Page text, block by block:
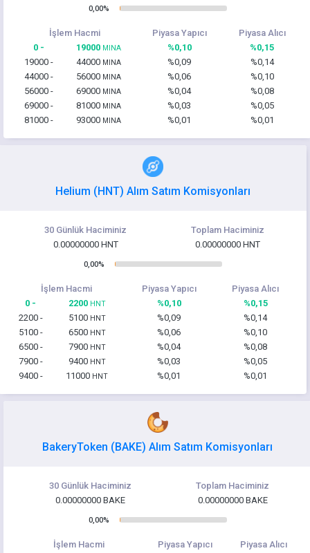
0,00%
İşlem Hacmi Piyasa Yapıcı
Piyasa Alıcı
0 -
19000 MINA %0,10
%0,15
19000 -
44000 MINA %0,09
%0,14
44000 -
56000 MINA %0,06
%0,10
56000 -
69000 MINA %0,04
%0,08
69000 -
81000 MINA %0,03
%0,05
81000 -
93000 MINA %0,01 %0,01
Helium (HNT) Alım Satım Komisyonları
30 Günlük Haciminiz
Toplam Haciminiz
0.00000000 HNT
0.00000000 HNT
0,00%
İşlem Hacmi Piyasa Yapıcı
Piyasa Alıcı
0 -
2200 HNT %0,10
%0,15
2200 -
5100 HNT %0,09
%0,14
5100 -
6500 HNT %0,06
%0,10
6500 -
7900 HNT %0,04
%0,08
7900 -
9400 HNT %0,03
%0,05
9400 -
11000 HNT %0,01 %0,01
BakeryToken (BAKE) Alım Satım Komisyonları
30 Günlük Haciminiz
Toplam Haciminiz
0.00000000 BAKE
0.00000000 BAKE
0,00%
İşlem Hacmi Piyasa Yapıcı
Piyasa Alıcı